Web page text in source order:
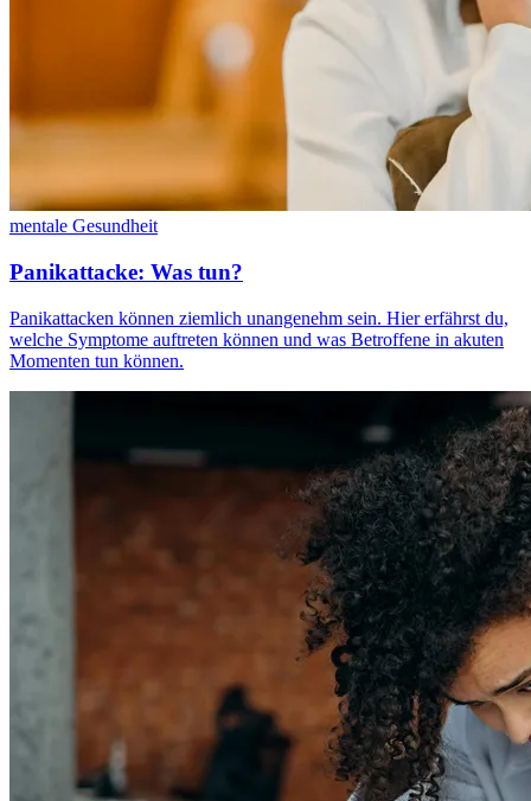
mentale Gesundheit
Panikattacke: Was tun?
Panikattacken können ziemlich unangenehm sein. Hier erfährst du,
welche Symptome auftreten können und was Betroffene in akuten
Momenten tun können.